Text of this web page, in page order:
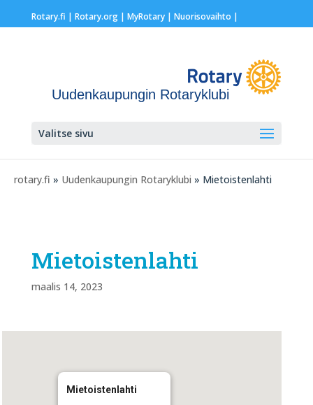
Rotary.fi | Rotary.org| MyRotary | Nuorisovaihto |
Uudenkaupungin Rotaryklubi
Valitse sivu
rotary.fi » Uudenkaupungin Rotaryklubi » Mietoistenlahti
Mietoistenlahti
maalis 14, 2023
Mietoistenlahti